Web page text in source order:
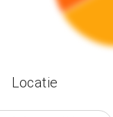
Locatie